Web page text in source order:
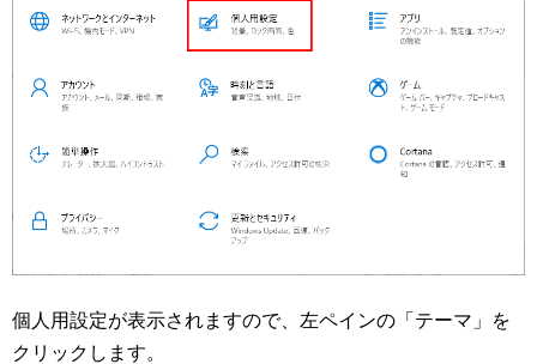
個人用設定が表示されますので、左ペインの「テーマ」を
クリックします。